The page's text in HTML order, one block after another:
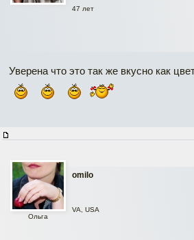
47 лет
Уверена что это так же вкусно как
omilo
Ольга
VA, USA